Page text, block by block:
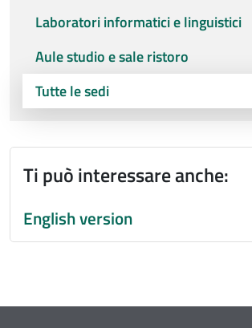
Laboratori informatici e linguistici
Aule studio e sale ristoro
Tutte le sedi
Ti può interessare anche:
English version